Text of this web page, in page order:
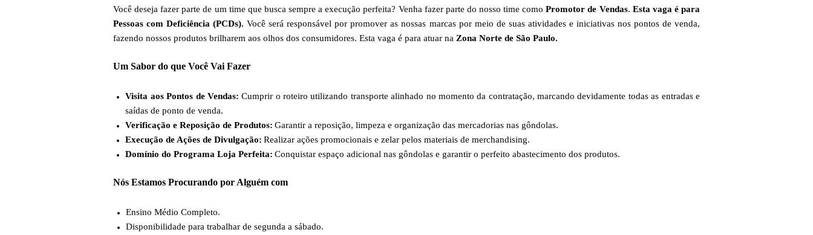
Você deseja fazer parte de um time que busca sempre a execução perfeita? Venha fazer parte do nosso time comoPromotor de Vendas. Esta vaga é para
Pessoas com Deficiência (PCDs). Você será responsável por promover as nossas marcas por meio de suas atividades e iniciativas nos pontos de venda,
fazendo nossos produtos brilharem aos olhos dos consumidores. Esta vaga é para atuar na Zona Norte de São Paulo.
Um Sabor do que Você Vai Fazer
Visita aos Pontos de Vendas:Cumprir o roteiro utilizando transporte alinhado no momento da contratação, marcando devidamente todas as entradas e
saídas de ponto de venda.
Verificação e Reposição de Produtos: Garantir a reposição, limpeza e organização das mercadorias nas gôndolas.
Execução de Ações de Divulgação: Realizar ações promocionais e zelar pelos materiais de merchandising.
Domínio do Programa Loja Perfeita: Conquistar espaço adicional nas gôndolas e garantir o perfeito abastecimento dos produtos.
Nós Estamos Procurando por Alguém com
Ensino Médio Completo.
Disponibilidade para trabalhar de segunda a sábado.